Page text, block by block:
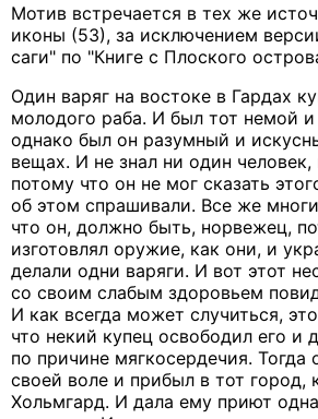
Мотив встречается в тех же
иконы (53), за исключением
саги" по "Книге с Плоского
Один варяг на востоке в Гардах
молодого раба. И был тот немой и
однако был он разумный и
вещах. И не знал ни один человек,
потому что он не мог сказать
об этом спрашивали. Все же
что он, должно быть, норвежец,
изготовлял оружие, как они, и
делали одни варяги. И вот этот
со своим слабым здоровьем
И как всегда может случиться,
что некий купец освободил его и
по причине мягкосердечия. Тогда
своей воле и прибыл в тот город,
Хольмгард. И дала ему приют